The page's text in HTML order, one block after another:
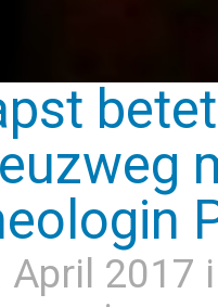
April 2017